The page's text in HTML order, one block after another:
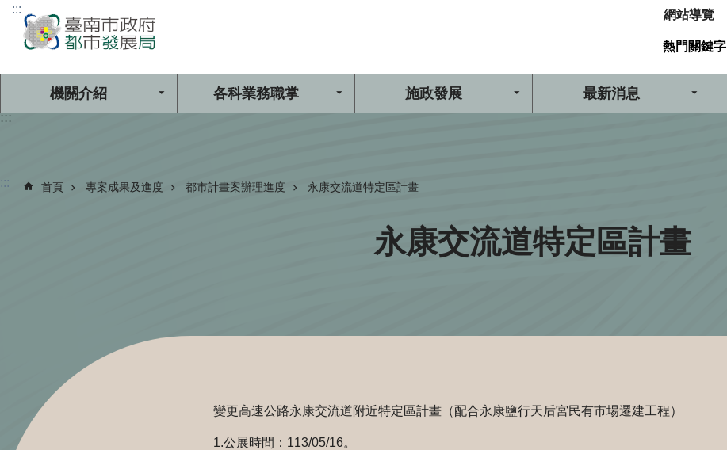
跳到主要內容區塊
::: 網站導覽
:::
機關介紹 各科業務職掌 施政發展 最新消息
熱門關鍵字
::: 首頁 專案成果及進度 都市計畫案辦理進度 永康交流道特定區計畫
永康交流道特定區計畫
變更高速公路永康交流道附近特定區計畫（配合永康鹽行天后宮民有市場遷建工程）
1.公展時間：113/05/16。